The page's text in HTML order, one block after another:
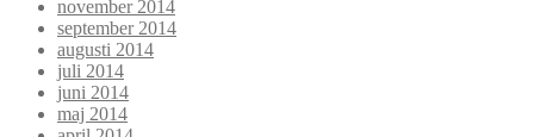
november 2014
september 2014
augusti 2014
juli 2014
juni 2014
maj 2014